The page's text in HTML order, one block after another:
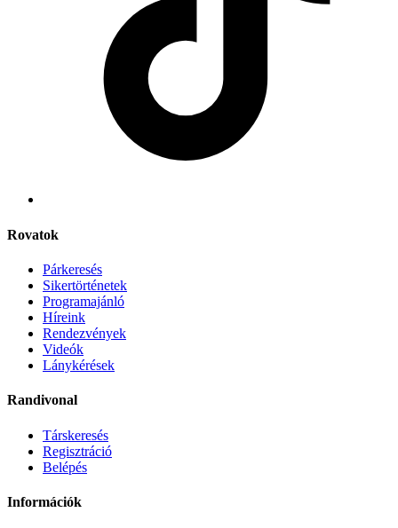
Rovatok
Párkeresés
Sikertörténetek
Programajánló
Híreink
Rendezvények
Videók
Lánykérések
Randivonal
Társkeresés
Regisztráció
Belépés
Információk